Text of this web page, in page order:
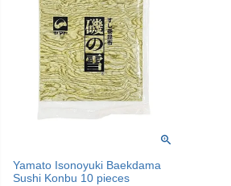
Yamato Isonoyuki Baekdama
Sushi Konbu 10 pieces